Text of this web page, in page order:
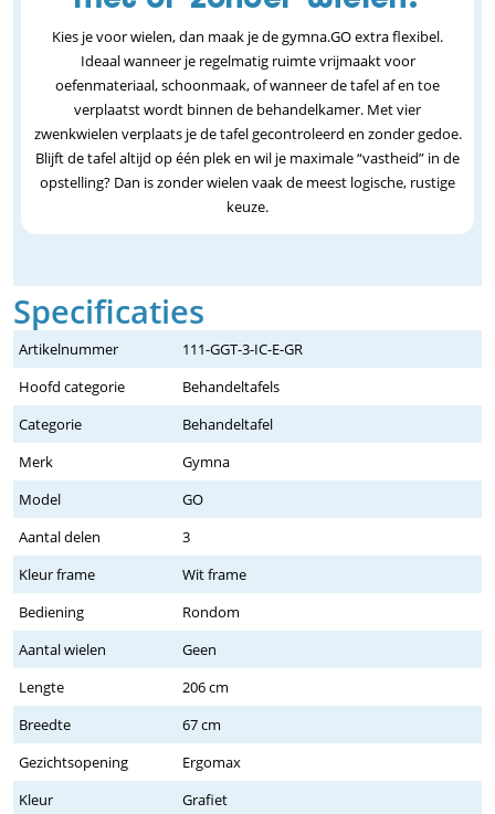
Kies je voor wielen, dan maak je de gymna.GO extra flexibel.
Ideaal wanneer je regelmatig ruimte vrijmaakt voor
oefenmateriaal, schoonmaak, of wanneer de tafel af en toe
verplaatst wordt binnen de behandelkamer. Met vier
zwenkwielen verplaats je de tafel gecontroleerd en zonder gedoe.
Blijft de tafel altijd op één plek en wil je maximale “vastheid” in de
opstelling? Dan is zonder wielen vaak de meest logische, rustige
keuze.
Specificaties
Artikelnummer
111-GGT-3-IC-E-GR
Hoofd categorie
Behandeltafels
Categorie
Behandeltafel
Merk
Gymna
Model
GO
Aantal delen
3
Kleur frame
Wit frame
Bediening
Rondom
Aantal wielen
Geen
Lengte
206 cm
Breedte
67 cm
Gezichtsopening
Ergomax
Kleur
Grafiet